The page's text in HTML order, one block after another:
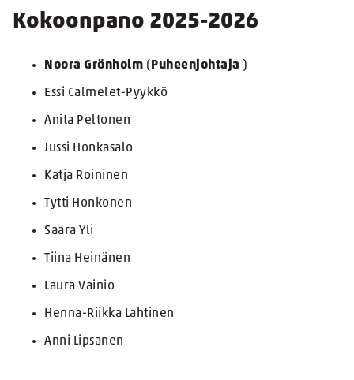
Kokoonpano 2025-2026
Noora Grönholm ( Puheenjohtaja )
Essi Calmelet-Pyykkö
Anita Peltonen
Jussi Honkasalo
Katja Roininen
Tytti Honkonen
Saara Yli
Tiina Heinänen
Laura Vainio
Henna-Riikka Lahtinen
Anni Lipsanen